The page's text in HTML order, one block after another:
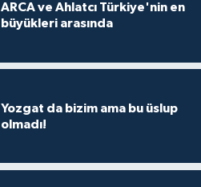
ARCA ve Ahlatcı Türkiye'nin en
büyükleri arasında
Yozgat da bizim ama bu üslup
olmadı!